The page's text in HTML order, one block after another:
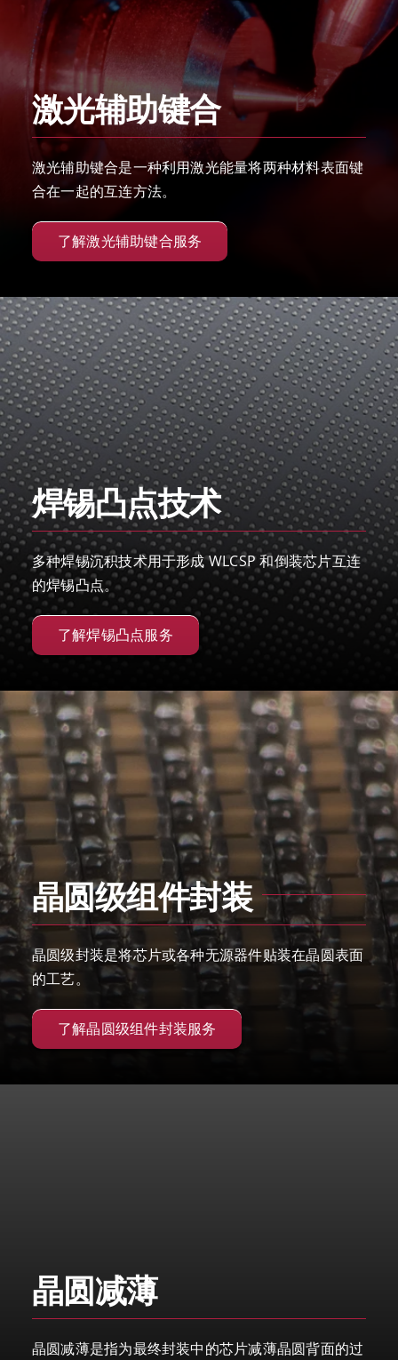
激光辅助键合
激光辅助键合是一种利用激光能量将两种材料表面键
合在一起的互连方法。
了解激光辅助键合服务
焊锡凸点技术
多种焊锡沉积技术用于形成 WLCSP 和倒装芯片互连
的焊锡凸点。
了解焊锡凸点服务
晶圆级组件封装
晶圆级封装是将芯片或各种无源器件贴装在晶圆表面
的工艺。
了解晶圆级组件封装服务
晶圆减薄
晶圆减薄是指为最终封装中的芯片减薄晶圆背面的过